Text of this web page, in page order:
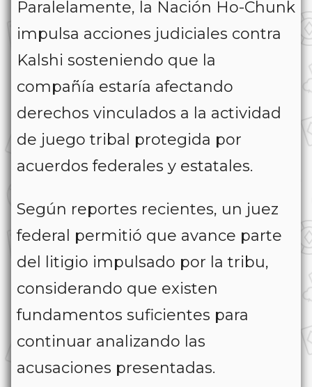
Paralelamente, la Nación Ho-Chunk
impulsa acciones judiciales contra
Kalshi sosteniendo que la
compañía estaría afectando
derechos vinculados a la actividad
de juego tribal protegida por
acuerdos federales y estatales.
Según reportes recientes, un juez
federal permitió que avance parte
del litigio impulsado por la tribu,
considerando que existen
fundamentos suficientes para
continuar analizando las
acusaciones presentadas.